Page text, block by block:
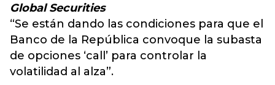
Global Securities
“Se están dando las condiciones para que el
Banco de la República convoque la subasta
de opciones ‘call’ para controlar la
volatilidad al alza”.